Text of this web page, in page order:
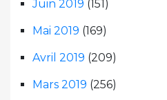
Juin 2019 (151)
Mai 2019 (169)
Avril 2019 (209)
Mars 2019 (256)